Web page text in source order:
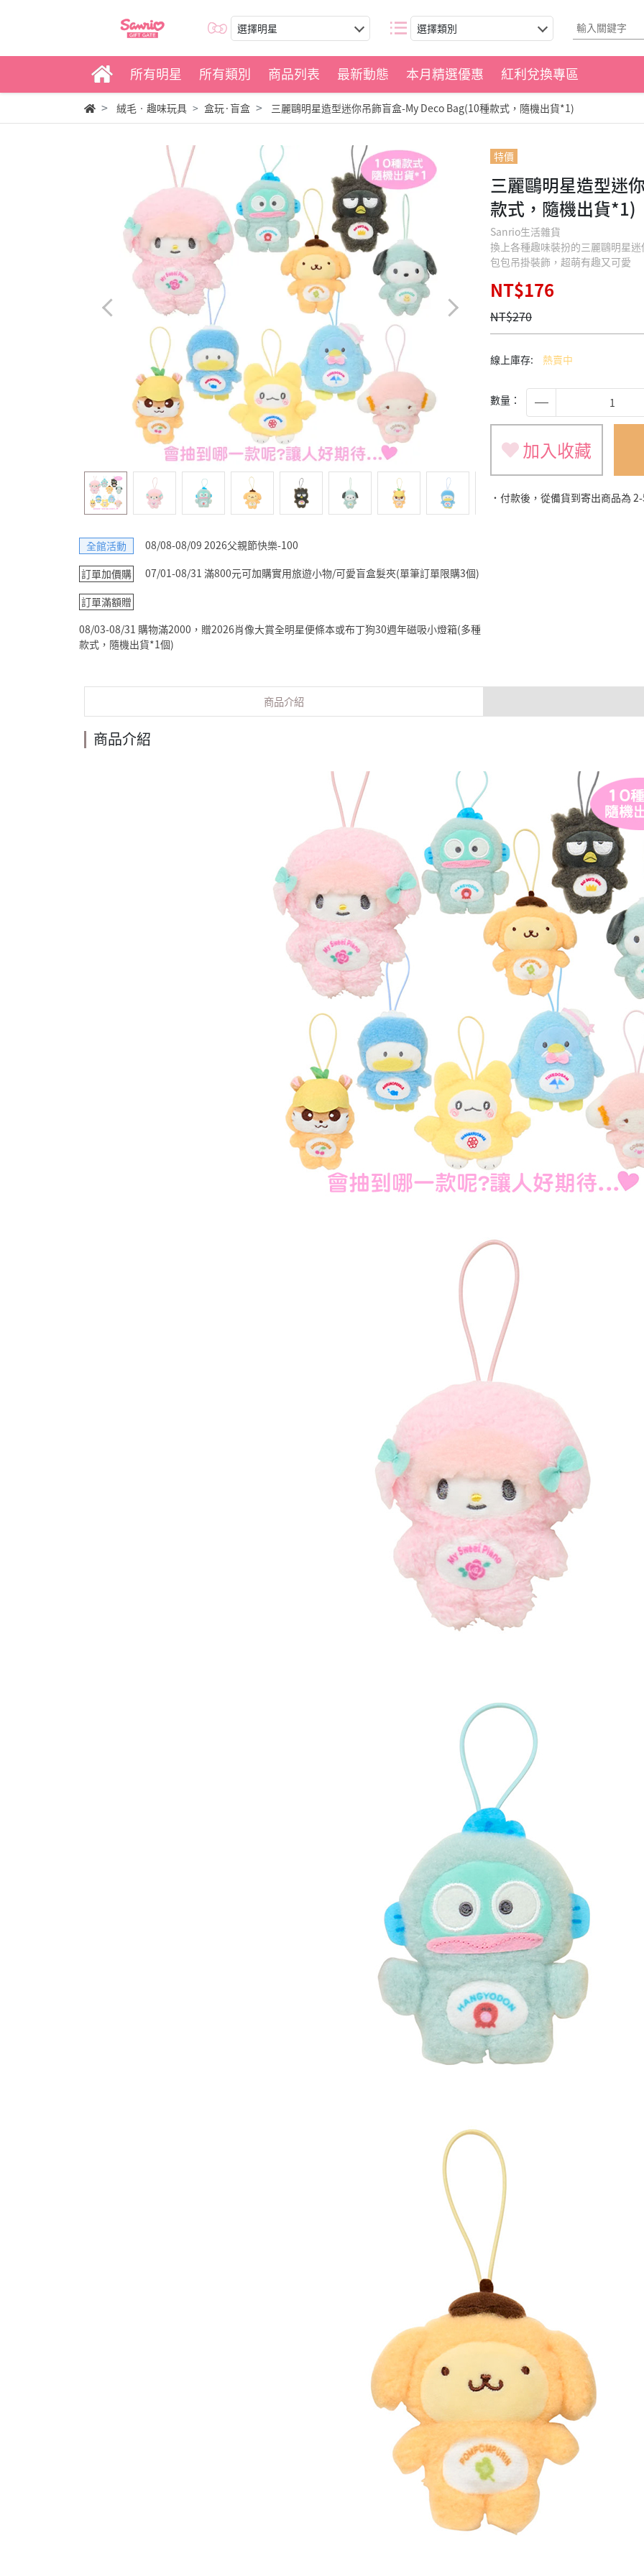
選擇明星 選擇類別
所有明星 所有類別 商品列表 最新動態 本月精選優惠 紅利兌換專區
絨毛‧趣味玩具 盒玩·盲盒 三麗鷗明星造型迷你吊飾盲盒-My Deco Bag(10種款式，隨機出貨*1)
特價
三麗鷗明星造型迷
款式，隨機出貨*1)
Sanrio生活雜貨
換上各種趣味裝扮的三麗鷗明星
包包吊掛裝飾，超萌有趣又可愛
NT$176
NT$270
線上庫存: 熱賣中
數量：
加入收藏
˙付款後，從備貨到寄出商品為
全館活動
08/08-08/09 2026父親節快樂-100
訂單加價購
07/01-08/31 滿800元可加購實用旅遊小物/可愛盲盒髮夾(單筆訂單限購3個)
訂單滿額贈
08/03-08/31 購物滿2000，贈2026肖像大賞全明星便條本或布丁狗30週年磁吸小燈箱(多種
款式，隨機出貨*1個)
商品介紹
商品介紹